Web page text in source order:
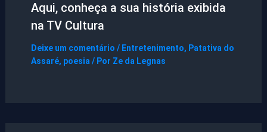
Aqui, conheça a sua história exibida
na TV Cultura
Deixe um comentário / Entretenimento, Patativa do
Assaré, poesia/ Por Ze da Legnas